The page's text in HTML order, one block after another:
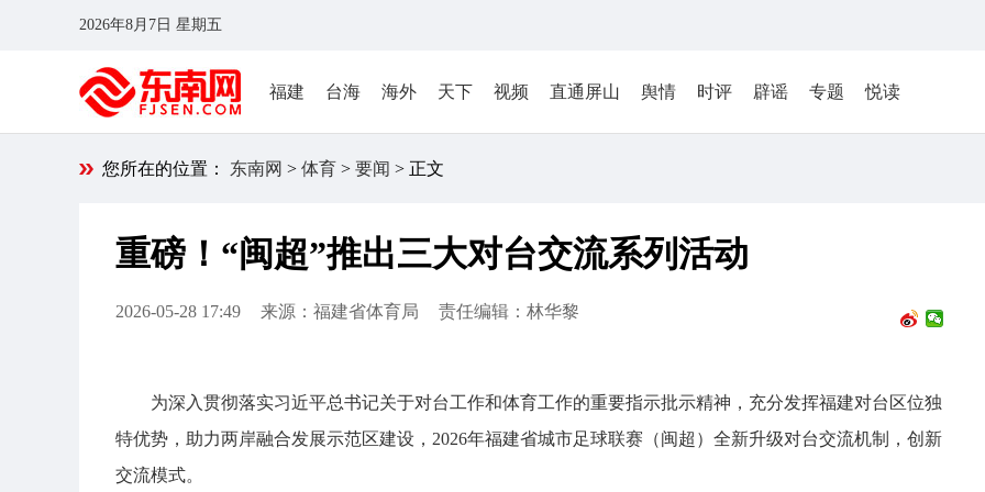
2026年8月7日 星期五
福建 台海 海外 天下 视频 直通屏山 舆情 时评 辟谣 专题 悦读
您所在的位置： 东南网 > 体育 > 要闻 > 正文
重磅！“闽超”推出三大对台交流系列活动
2026-05-28 17:49 来源：福建省体育局 责任编辑：林华黎
为深入贯彻落实习近平总书记关于对台工作和体育工作的重要指示批示精神，充分发挥福建对台区位独
特优势，助力两岸融合发展示范区建设，2026年福建省城市足球联赛（闽超）全新升级对台交流机制，创新
交流模式。